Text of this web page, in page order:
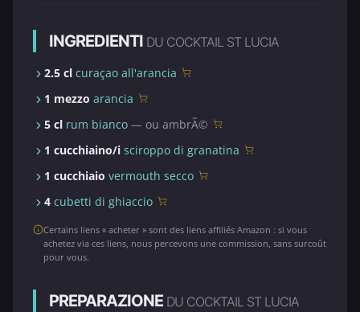
INGREDIENTI DU COCKTAIL ST LUCIA
2.5 cl curaçao all'arancia
1 mezzo arancia
5 cl rum bianco — ou ambrÃ©
1 cucchiaino/i sciroppo di granatina
1 cucchiaio vermouth secco
4 cubetti di ghiaccio
Certains liens « acheter » sont des liens affiliés Amazon : si vous
achetez via ces liens, nous percevons une commission, sans surcoût
pour vous.
PREPARAZIONE DU COCKTAIL ST LUCIA